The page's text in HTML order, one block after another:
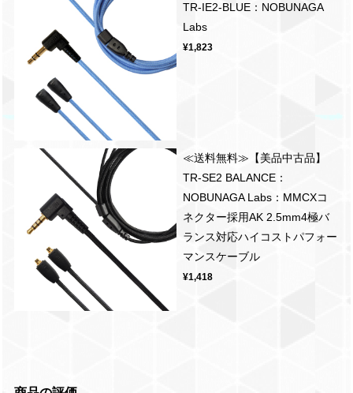
TR-IE2-BLUE：NOBUNAGA
Labs
¥1,823
≪送料無料≫【美品中古品】
TR-SE2 BALANCE：
NOBUNAGA Labs：MMCXコ
ネクター採用AK 2.5mm4極バ
ランス対応ハイコストパフォー
マンスケーブル
¥1,418